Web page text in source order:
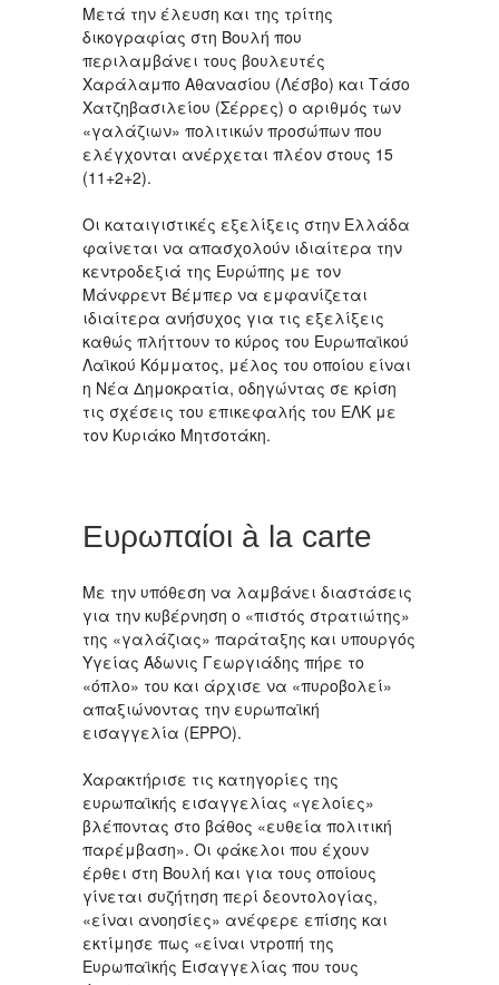
Μετά την έλευση και της τρίτης
δικογραφίας στη Βουλή που
περιλαμβάνει τους βουλευτές
Χαράλαμπο Αθανασίου (Λέσβο) και Τάσο
Χατζηβασιλείου (Σέρρες) ο αριθμός των
«γαλάζιων» πολιτικών προσώπων που
ελέγχονται ανέρχεται πλέον στους 15
(11+2+2).
Οι καταιγιστικές εξελίξεις στην Ελλάδα
φαίνεται να απασχολούν ιδιαίτερα την
κεντροδεξιά της Ευρώπης με τον
Μάνφρεντ Βέμπερ να εμφανίζεται
ιδιαίτερα ανήσυχος για τις εξελίξεις
καθώς πλήττουν το κύρος του Ευρωπαϊκού
Λαϊκού Κόμματος, μέλος του οποίου είναι
η Νέα Δημοκρατία, οδηγώντας σε κρίση
τις σχέσεις του επικεφαλής του ΕΛΚ με
τον Κυριάκο Μητσοτάκη.
Ευρωπαίοι à la carte
Με την υπόθεση να λαμβάνει διαστάσεις
για την κυβέρνηση ο «πιστός στρατιώτης»
της «γαλάζιας» παράταξης και υπουργός
Υγείας Άδωνις Γεωργιάδης πήρε το
«όπλο» του και άρχισε να «πυροβολεί»
απαξιώνοντας την ευρωπαϊκή
εισαγγελία (ΕΡΡΟ).
Χαρακτήρισε τις κατηγορίες της
ευρωπαϊκής εισαγγελίας «γελοίες»
βλέποντας στο βάθος «ευθεία πολιτική
παρέμβαση». Οι φάκελοι που έχουν
έρθει στη Βουλή και για τους οποίους
γίνεται συζήτηση περί δεοντολογίας,
«είναι ανοησίες» ανέφερε επίσης και
εκτίμησε πως «είναι ντροπή της
Ευρωπαϊκής Εισαγγελίας που τους